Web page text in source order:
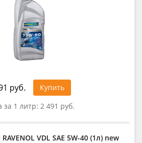
руб.
Купить
за 1 литр: 2 491 руб.
VDL SAE 5W-40 (1л) new